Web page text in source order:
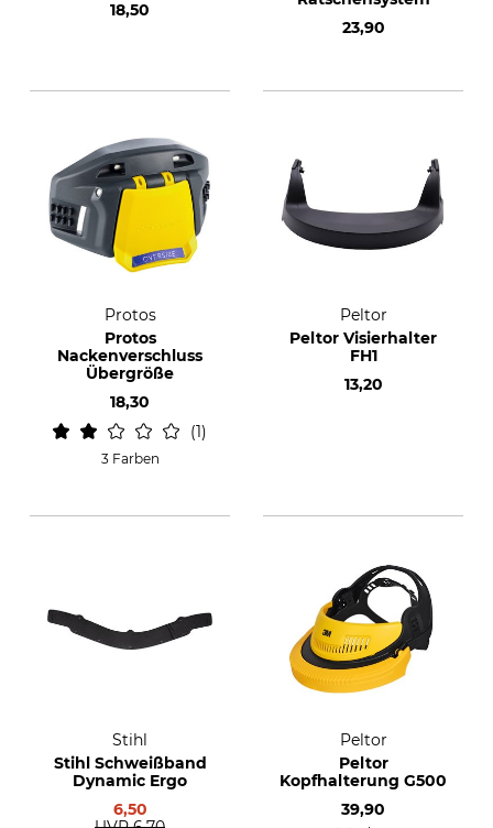
18,50
23,90
Protos
Protos
Nackenverschluss
Übergröße
18,30
1
3 Farben
Peltor
Peltor Visierhalter
FH1
13,20
Stihl
Stihl Schweißband
Dynamic Ergo
6,50
Peltor
Peltor
Kopfhalterung G500
39,90